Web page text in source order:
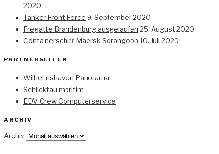
2020
Tanker Front Force 9. September 2020
Fregatte Brandenburg ausgelaufen 25. August 2020
Containerschiff Maersk Serangoon 10. Juli 2020
PARTNERSEITEN
Wilhelmshaven Panorama
Schlicktau maritim
EDV-Crew Computerservice
ARCHIV
Archiv